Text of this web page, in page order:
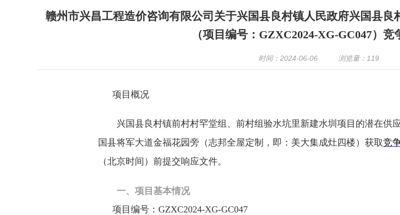
赣州市兴昌工程造价咨询有限公司关于兴国县良村镇人民政府兴国县
（项目编号：GZXC2024-XG-GC047）
时间：2024-06-06 浏览量： 119
项 目概况
兴国县良村镇前村村罕堂组、前村组验水坑里新建水圳项目 的潜在供
国县将军大道金福花园旁（志邦全屋定制，即： 美大集成灶四楼） 获取竞
（北京时间）前提交响应文件。
一、项目基本情况
项目编号： GZXC2024-XG-GC047